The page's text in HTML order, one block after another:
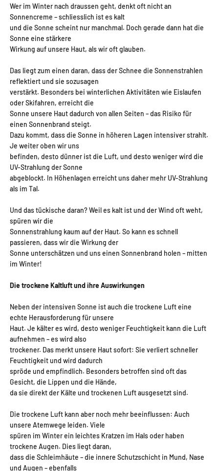
Wer im Winter nach draussen geht, denkt oft nicht an
Sonnencreme – schliesslich ist es kalt
und die Sonne scheint nur manchmal. Doch gerade dann hat die
Sonne eine stärkere
Wirkung auf unsere Haut, als wir oft glauben.
Das liegt zum einen daran, dass der Schnee die Sonnenstrahlen
reflektiert und sie sozusagen
verstärkt. Besonders bei winterlichen Aktivitäten wie Eislaufen
oder Skifahren, erreicht die
Sonne unsere Haut dadurch von allen Seiten – das Risiko für
einen Sonnenbrand steigt.
Dazu kommt, dass die Sonne in höheren Lagen intensiver strahlt.
Je weiter oben wir uns
befinden, desto dünner ist die Luft, und desto weniger wird die
UV-Strahlung der Sonne
abgeblockt. In Höhenlagen erreicht uns daher mehr UV-Strahlung
als im Tal.
Und das tückische daran? Weil es kalt ist und der Wind oft weht,
spüren wir die
Sonnenstrahlung kaum auf der Haut. So kann es schnell
passieren, dass wir die Wirkung der
Sonne unterschätzen und uns einen Sonnenbrand holen – mitten
im Winter!
Die trockene Kaltluft und ihre Auswirkungen
Neben der intensiven Sonne ist auch die trockene Luft eine
echte Herausforderung für unsere
Haut. Je kälter es wird, desto weniger Feuchtigkeit kann die Luft
aufnehmen – es wird also
trockener. Das merkt unsere Haut sofort: Sie verliert schneller
Feuchtigkeit und wird dadurch
spröde und empfindlich. Besonders betroffen sind oft das
Gesicht, die Lippen und die Hände,
da sie direkt der Kälte und trockenen Luft ausgesetzt sind.
Die trockene Luft kann aber noch mehr beeinflussen: Auch
unsere Atemwege leiden. Viele
spüren im Winter ein leichtes Kratzen im Hals oder haben
trockene Augen. Dies liegt daran,
dass die Schleimhäute – die innere Schutzschicht in Mund, Nase
und Augen – ebenfalls